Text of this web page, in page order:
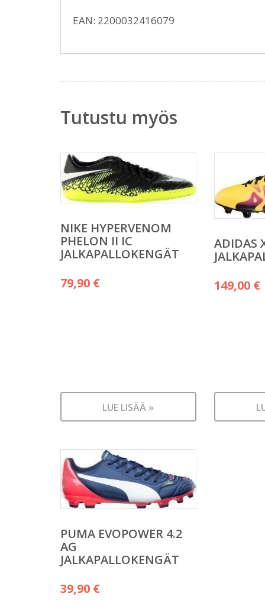
EAN: 2200032416079
Tutustu myös
NIKE HYPERVENOM
PHELON II IC
JALKAPALLOKENGÄT
79,90 €
LUE LISÄÄ »
ADIDAS
149,00 €
PUMA EVOPOWER 4.2
AG
JALKAPALLOKENGÄT
39,90 €